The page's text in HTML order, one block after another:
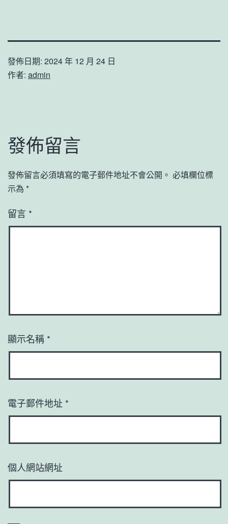
發佈日期: 2024 年 12 月 24 日
作者: admin
發佈留言
發佈留言必須填寫的電子郵件地址不會公開。 必填欄位標
示為 *
留言 *
顯示名稱 *
電子郵件地址 *
個人網站網址